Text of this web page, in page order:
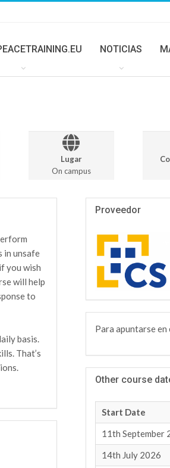
NOTICIAS
Lugar
On campus
in unsafe
you wish
will help
to
basis.
That’s
Proveedor
Para apuntarse
Other course
Start Date
11th September
14th July 2026